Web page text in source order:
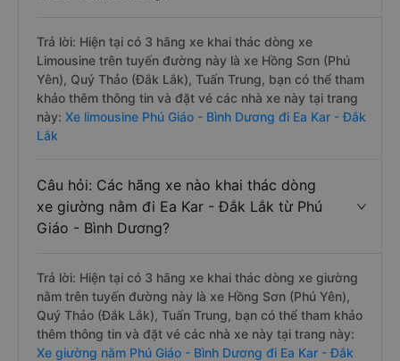
Trả lời: Hiện tại có 3 hãng xe khai thác dòng xe
Limousine trên tuyến đường này là xe Hồng Sơn (Phú
Yên), Quý Thảo (Đắk Lắk), Tuấn Trung, bạn có thể tham
khảo thêm thông tin và đặt vé các nhà xe này tại trang
này: Xe limousine Phú Giáo - Bình Dương đi Ea Kar - Đắk
Lắk
Câu hỏi: Các hãng xe nào khai thác dòng
xe giường nằm đi Ea Kar - Đắk Lắk từ Phú
Giáo - Bình Dương?
Trả lời: Hiện tại có 3 hãng xe khai thác dòng xe giường
nằm trên tuyến đường này là xe Hồng Sơn (Phú Yên),
Quý Thảo (Đắk Lắk), Tuấn Trung, bạn có thể tham khảo
thêm thông tin và đặt vé các nhà xe này tại trang này:
Xe giường nằm Phú Giáo - Bình Dương đi Ea Kar - Đắk